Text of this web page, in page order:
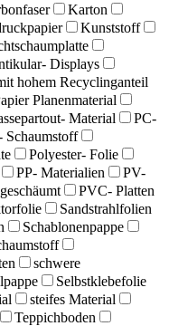
Karton
Kunststoff
Displays
hohem Recyclinganteil
Planenmaterial
Material
PC-
Schaumstoff
Polyester- Folie
PP- Materialien
PV-
PVC- Platten
Sandstrahlfolien
Schablonenpappe
schwere
Selbstklebefolie
steifes Material
Teppichboden